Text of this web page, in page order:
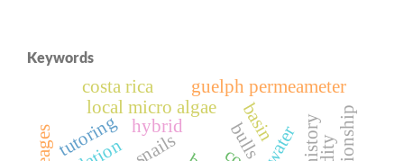
Keywords
hybrid bulls
local micro algae
water
guelph permeameter
basin
tutoring
costa rica